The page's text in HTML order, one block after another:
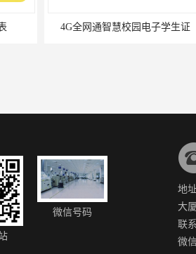
证 4G全网通智慧校园手表
微信号码
地
大
联
微